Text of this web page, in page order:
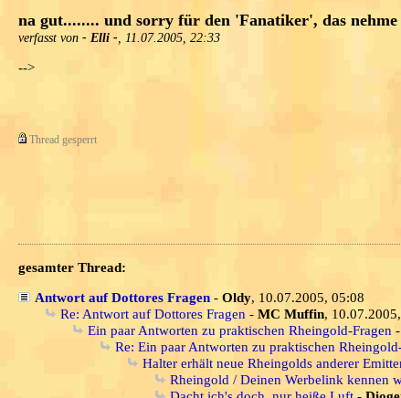
na gut........ und sorry für den 'Fanatiker', das
verfasst von - Elli -, 11.07.2005, 22:33
-->
Thread gesperrt
gesamter Thread:
Antwort auf Dottores Fragen - Oldy, 10.07.2005, 05:08
Re: Antwort auf Dottores Fragen - MC Muffin,
Ein paar Antworten zu praktischen Rheingold-Fragen -
Re: Ein paar Antworten zu praktischen
Halter erhält neue Rheingolds anderer
Rheingold / Deinen Werbelink kennen